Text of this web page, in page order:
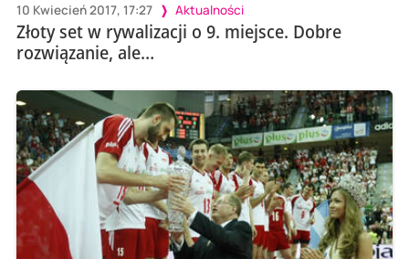
10 Kwiecień 2017, 17:27 Aktualności
Złoty set w rywalizacji o 9. miejsce. Dobre
rozwiązanie, ale…